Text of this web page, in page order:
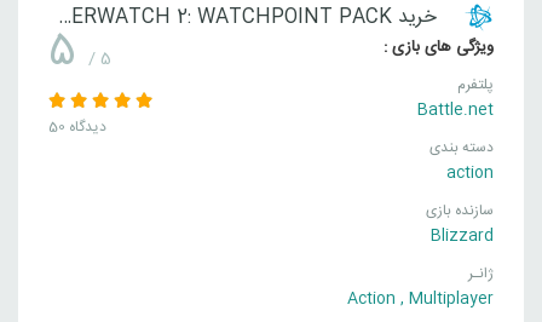
خرید OVERWATCH 2: WATCHPOINT PACK
ویژگی های بازی :
پلتفرم
Battle.net
دسته بندی
action
سازنده بازی
Blizzard
ژانـر
Action , Multiplayer
5 / 5
50 دیدگاه